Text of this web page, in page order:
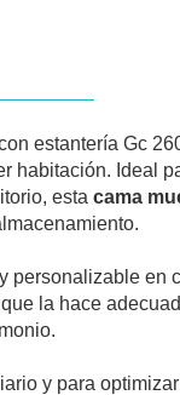
estantería Gc
habitación. Ideal
esta cama
personalizable en
la hace
y para